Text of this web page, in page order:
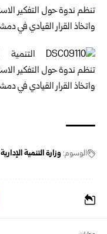
الوسوم:وزارة التنمية الإدارية